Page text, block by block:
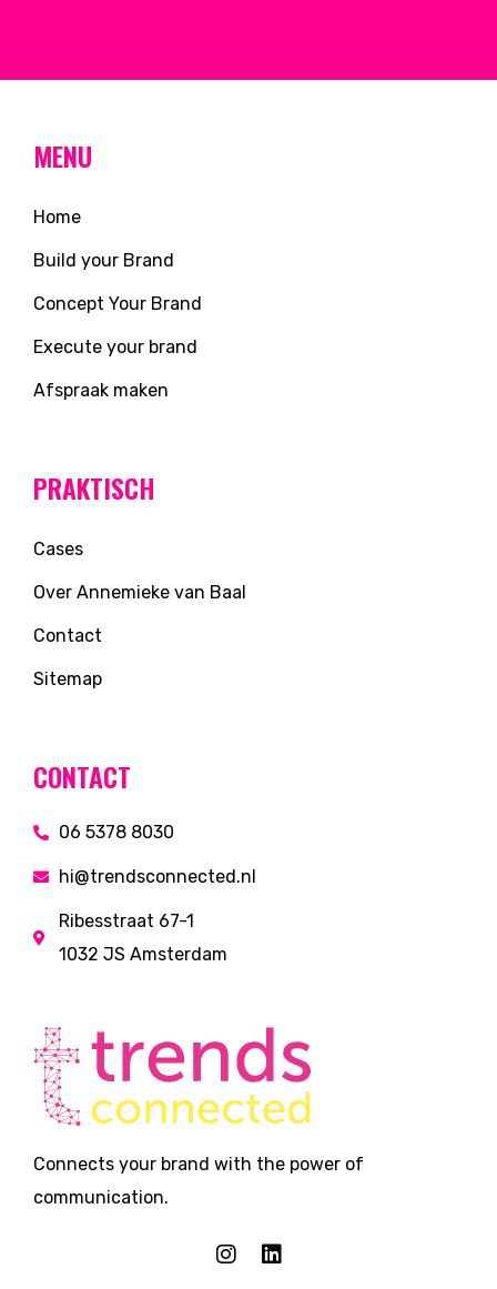
MENU
Home
Build your Brand
Concept Your Brand
Execute your brand
Afspraak maken
PRAKTISCH
Cases
Over Annemieke van Baal
Contact
Sitemap
CONTACT
06 5378 8030
hi@trendsconnected.nl
Ribesstraat 67-1
1032 JS Amsterdam
Connects your brand with the power of
communication.